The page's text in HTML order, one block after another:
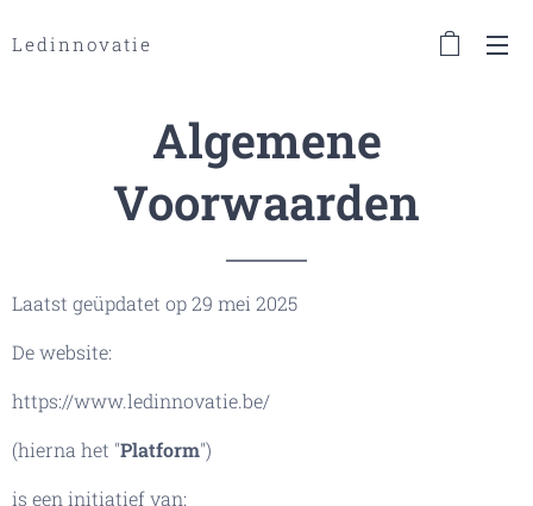
Ledinnovatie
Algemene
Voorwaarden
Laatst geüpdatet op 29 mei 2025
De website:
https://www.ledinnovatie.be/
(hierna het "Platform")
is een initiatief van: